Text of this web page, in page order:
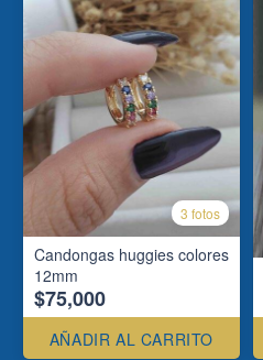
3 fotos
Candongas huggies colores
12mm
$75,000
AÑADIR AL CARRITO